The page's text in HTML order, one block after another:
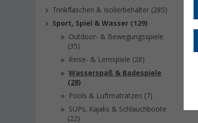
Trinkflaschen & Isolierbehälter (285)
Sport, Spiel & Wasser (129)
Outdoor- & Bewegungsspiele
(35)
Reise- & Lernspiele (28)
Wasserspaß & Badespiele
(28)
Pools & Luftmatratzen (7)
SUPs, Kajaks & Schlauchboote
(22)